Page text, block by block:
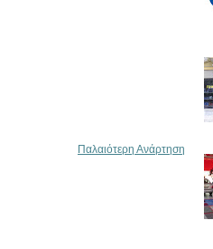
Παλαιότερη Ανάρτηση